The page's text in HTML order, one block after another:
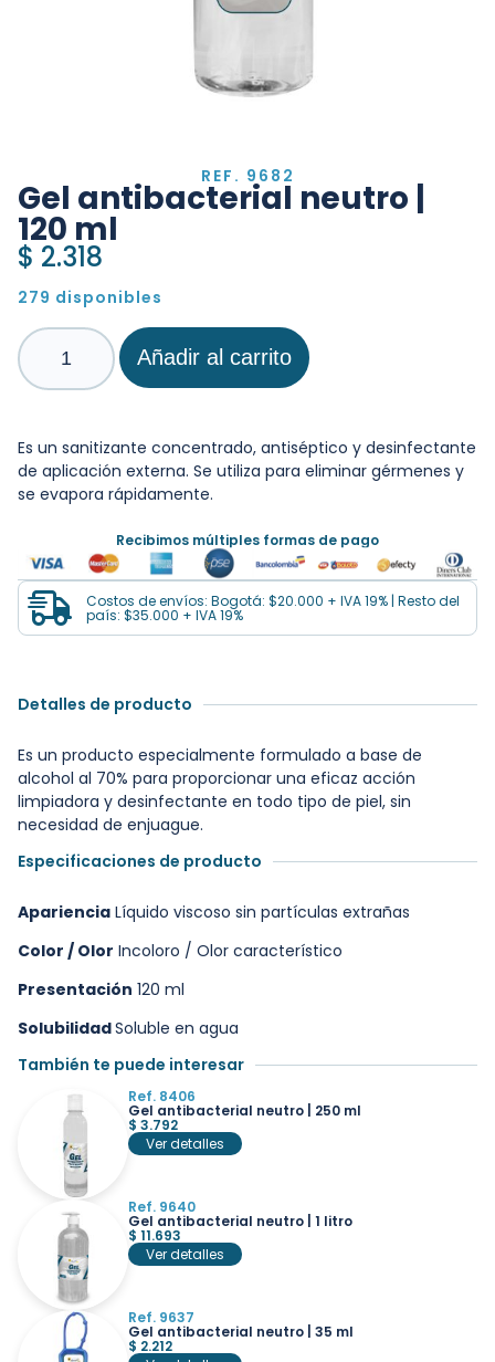
REF. 9682
Gel antibacterial neutro |
120 ml
$ 2.318
279 disponibles
Añadir al carrito
Es un sanitizante concentrado, antiséptico y desinfectante
de aplicación externa. Se utiliza para eliminar gérmenes y
se evapora rápidamente.
Recibimos múltiples formas de pago
Costos de envíos: Bogotá: $20.000 + IVA 19% | Resto del
país: $35.000 + IVA 19%
Detalles de producto
Es un producto especialmente formulado a base de
alcohol al 70% para proporcionar una eficaz acción
limpiadora y desinfectante en todo tipo de piel, sin
necesidad de enjuague.
Especificaciones de producto
Apariencia Líquido viscoso sin partículas extrañas
Color / Olor Incoloro / Olor característico
Presentación 120 ml
SolubilidadSoluble en agua
También te puede interesar
Ref. 8406
Gel antibacterial neutro | 250 ml
$ 3.792
Ver detalles
Ref. 9640
Gel antibacterial neutro | 1 litro
$ 11.693
Ver detalles
Ref. 9637
Gel antibacterial neutro | 35 ml
$ 2.212